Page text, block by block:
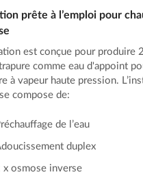
prête à l’emploi pour
est conçue pour produire
comme eau d'appoint
à vapeur haute pression.
compose de:
de l’eau
duplex
x osmose inverse